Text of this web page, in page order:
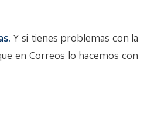
Y si tienes problemas con la
en Correos lo hacemos con